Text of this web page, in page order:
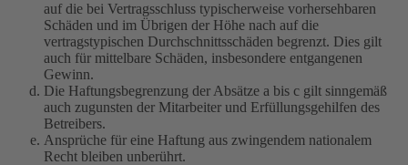
auf die bei Vertragsschluss typischerweise vorhersehbaren
Schäden und im Übrigen der Höhe nach auf die
vertragstypischen Durchschnittsschäden begrenzt. Dies gilt
auch für mittelbare Schäden, insbesondere entgangenen
Gewinn.
Die Haftungsbegrenzung der Absätze a bis c gilt sinngemäß
auch zugunsten der Mitarbeiter und Erfüllungsgehilfen des
Betreibers.
Ansprüche für eine Haftung aus zwingendem nationalem
Recht bleiben unberührt.